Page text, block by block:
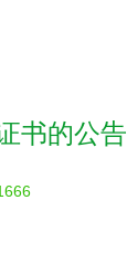
书的公告